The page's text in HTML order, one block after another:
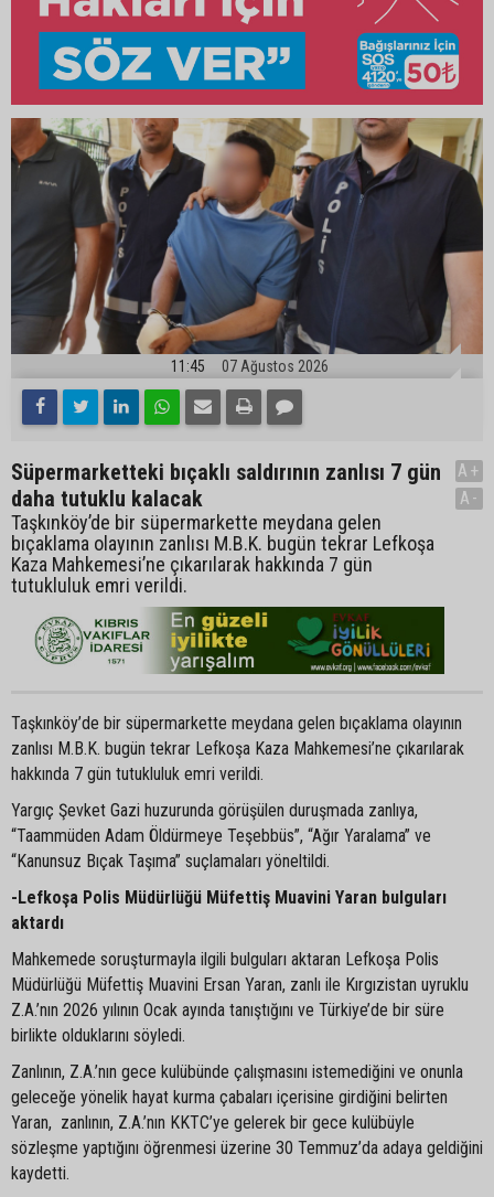
11:45 07 Ağustos 2026
Süpermarketteki bıçaklı saldırının zanlısı 7 gün
daha tutuklu kalacak
Taşkınköy’de bir süpermarkette meydana gelen
bıçaklama olayının zanlısı M.B.K. bugün tekrar Lefkoşa
Kaza Mahkemesi’ne çıkarılarak hakkında 7 gün
tutukluluk emri verildi.
A+
A-
Taşkınköy’de bir süpermarkette meydana gelen bıçaklama olayının
zanlısı M.B.K. bugün tekrar Lefkoşa Kaza Mahkemesi’ne çıkarılarak
hakkında 7 gün tutukluluk emri verildi.
Yargıç Şevket Gazi huzurunda görüşülen duruşmada zanlıya,
“Taammüden Adam Öldürmeye Teşebbüs”, “Ağır Yaralama” ve
“Kanunsuz Bıçak Taşıma” suçlamaları yöneltildi.
-Lefkoşa Polis Müdürlüğü Müfettiş Muavini Yaran bulguları
aktardı
Mahkemede soruşturmayla ilgili bulguları aktaran Lefkoşa Polis
Müdürlüğü Müfettiş Muavini Ersan Yaran, zanlı ile Kırgızistan uyruklu
Z.A.’nın 2026 yılının Ocak ayında tanıştığını ve Türkiye’de bir süre
birlikte olduklarını söyledi.
Zanlının, Z.A.’nın gece kulübünde çalışmasını istemediğini ve onunla
geleceğe yönelik hayat kurma çabaları içerisine girdiğini belirten
Yaran, zanlının, Z.A.’nın KKTC’ye gelerek bir gece kulübüyle
sözleşme yaptığını öğrenmesi üzerine 30 Temmuz’da adaya geldiğini
kaydetti.